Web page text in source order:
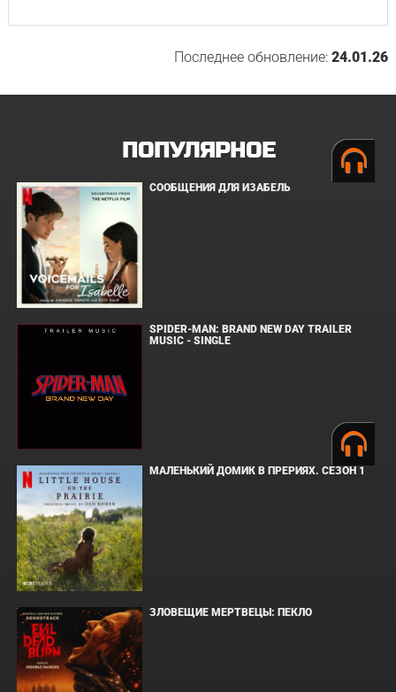
Последнее обновление:24.01.26
ПОПУЛЯРНОЕ
СООБЩЕНИЯ ДЛЯ ИЗАБЕЛЬ
SPIDER-MAN: BRAND NEW DAY TRAILER
MUSIC - SINGLE
МАЛЕНЬКИЙ ДОМИК В ПРЕРИЯХ. СЕЗОН 1
ЗЛОВЕЩИЕ МЕРТВЕЦЫ: ПЕКЛО